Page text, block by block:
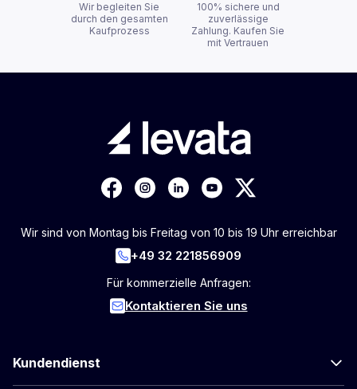
Wir begleiten Sie
durch den gesamten
Kaufprozess
100% sichere und
zuverlässige
Zahlung. Kaufen Sie
mit Vertrauen
Wir sind von Montag bis Freitag von 10 bis 19 Uhr erreichbar
+49 32 221856909
Für kommerzielle Anfragen:
Kontaktieren Sie uns
Kundendienst